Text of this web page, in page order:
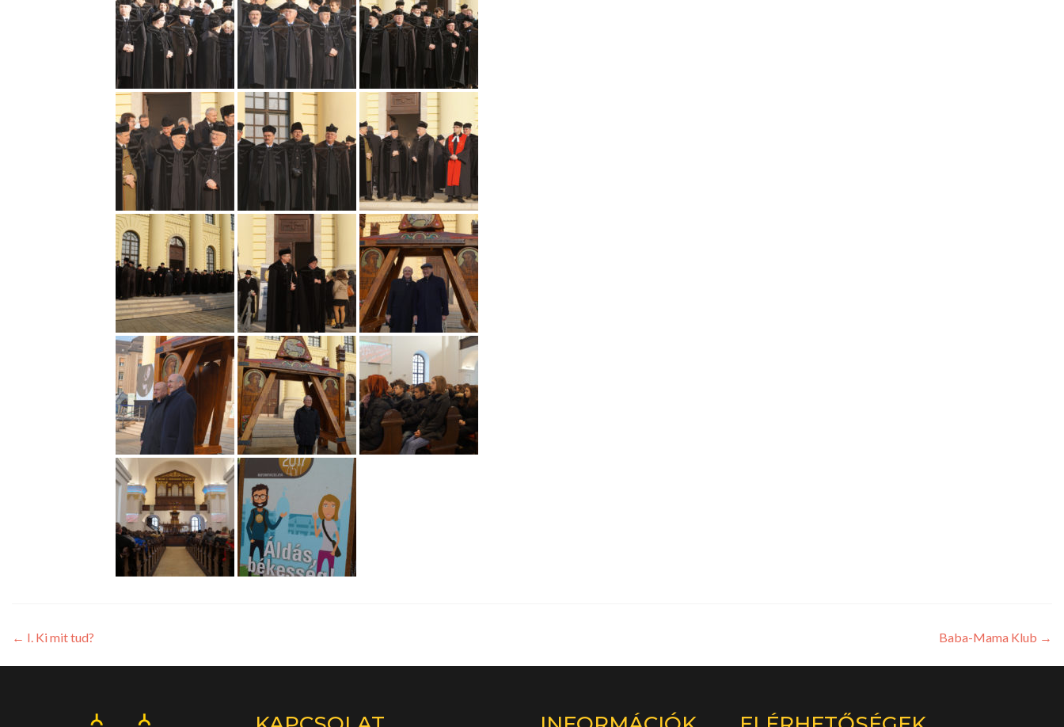
← I. Ki mit tud? Baba-Mama Klub →